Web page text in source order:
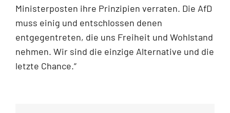
Ministerposten ihre Prinzipien verraten. Die AfD
muss einig und entschlossen denen
entgegentreten, die uns Freiheit und Wohlstand
nehmen. Wir sind die einzige Alternative und die
letzte Chance.“